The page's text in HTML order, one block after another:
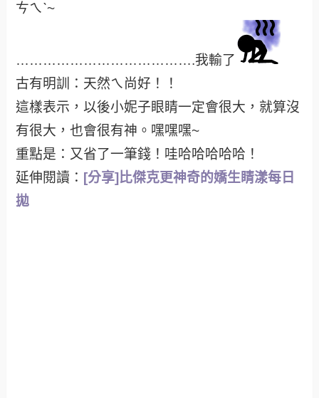
ㄘㄟˋ~
………………………………….我輸了
古有明訓：天然ㄟ尚好！！
這樣表示，以後小妮子眼睛一定會很大，就算沒
有很大，也會很有神。嘿嘿嘿~
重點是：又省了一筆錢！哇哈哈哈哈哈！
延伸閱讀： [分享]比傑克更神奇的嬌生睛漾每日
拋